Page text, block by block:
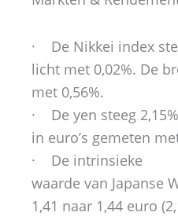
· De Nikkei index
licht met 0,02%. De
met 0,56%.
· De yen steeg
in euro’s gemeten
· De intrinsieke
waarde van Japanse
1,41 naar 1,44 euro